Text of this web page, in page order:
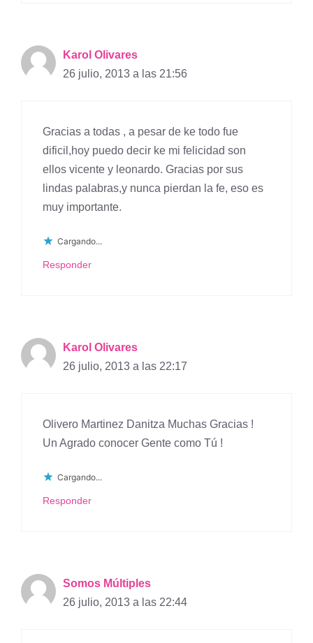
Karol Olivares
26 julio, 2013 a las 21:56
Gracias a todas , a pesar de ke todo fue
dificil,hoy puedo decir ke mi felicidad son
ellos vicente y leonardo. Gracias por sus
lindas palabras,y nunca pierdan la fe, eso es
muy importante.
Cargando...
Responder
Karol Olivares
26 julio, 2013 a las 22:17
Olivero Martinez Danitza Muchas Gracias !
Un Agrado conocer Gente como Tú !
Cargando...
Responder
Somos Múltiples
26 julio, 2013 a las 22:44